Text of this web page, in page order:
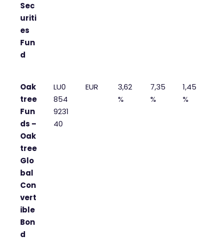
Sec
uriti
es
Fun
d
Oak
tree
Fun
ds –
Oak
tree
Glo
bal
Con
vert
ible
Bon
d
LU0
854
9231
40
EUR
3,62
%
7,35
%
1,45
%